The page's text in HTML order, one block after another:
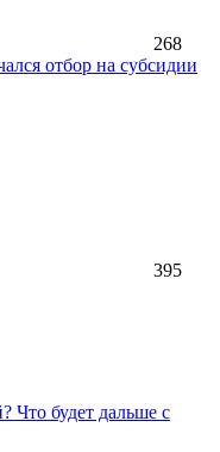
268
отбор на субсидии
395
Что будет дальше с